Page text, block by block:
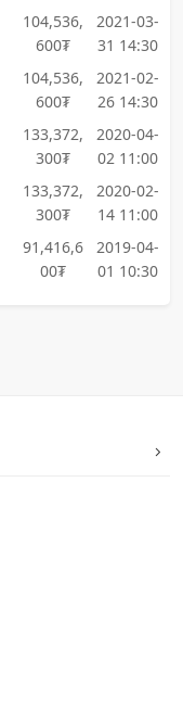
104,536,
600₮
2021-03-
31 14:30
104,536,
600₮
2021-02-
26 14:30
133,372,
300₮
2020-04-
02 11:00
133,372,
300₮
2020-02-
14 11:00
91,416,6
00₮
2019-04-
01 10:30